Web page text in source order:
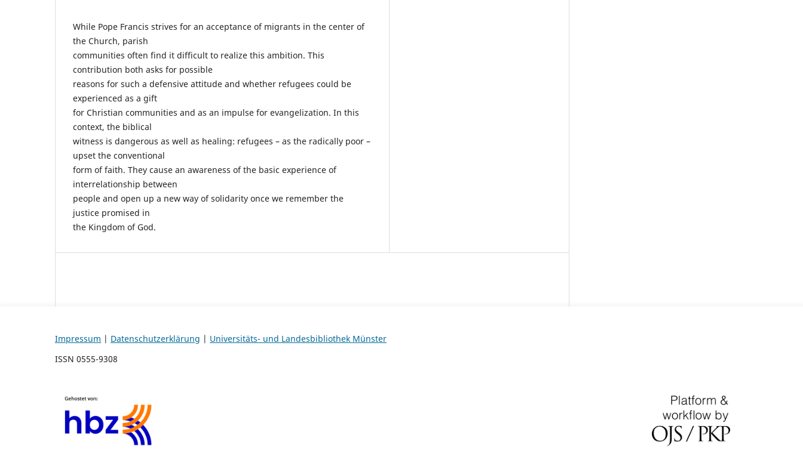
While Pope Francis strives for an acceptance of migrants in the center of
the Church, parish
communities often find it difficult to realize this ambition. This
contribution both asks for possible
reasons for such a defensive attitude and whether refugees could be
experienced as a gift
for Christian communities and as an impulse for evangelization. In this
context, the biblical
witness is dangerous as well as healing: refugees – as the radically poor –
upset the conventional
form of faith. They cause an awareness of the basic experience of
interrelationship between
people and open up a new way of solidarity once we remember the
justice promised in
the Kingdom of God.
Impressum | Datenschutzerklärung | Universitäts- und Landesbibliothek Münster
ISSN 0555-9308